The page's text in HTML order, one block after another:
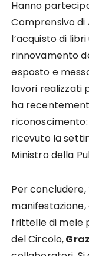
Hanno
Comprensivo
l’acquisto di
rinnovamento
esposto e
lavori realizzati
ha
ricevuto la
Ministro della
Per concludere,
frittelle di mele
del Circolo,